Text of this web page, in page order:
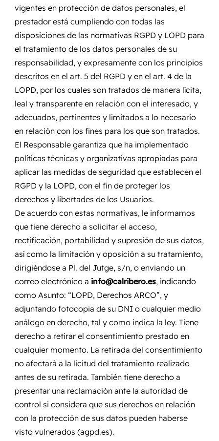
vigentes en protección de datos personales, el
prestador está cumpliendo con todas las
disposiciones de las normativas RGPD y LOPD para
el tratamiento de los datos personales de su
responsabilidad, y expresamente con los principios
descritos en el art. 5 del RGPD y en el art. 4 de la
LOPD, por los cuales son tratados de manera lícita,
leal y transparente en relación con el interesado, y
adecuados, pertinentes y limitados a lo necesario
en relación con los fines para los que son tratados.
El Responsable garantiza que ha implementado
políticas técnicas y organizativas apropiadas para
aplicar las medidas de seguridad que establecen el
RGPD y la LOPD, con el fin de proteger los
derechos y libertades de los Usuarios.
De acuerdo con estas normativas, le informamos
que tiene derecho a solicitar el acceso,
rectificación, portabilidad y supresión de sus datos,
así como la limitación y oposición a su tratamiento,
dirigiéndose a Pl. del Jutge, s/n, o enviando un
correo electrónico a info@calribero.es, indicando
como Asunto: “LOPD, Derechos ARCO”, y
adjuntando fotocopia de su DNI o cualquier medio
análogo en derecho, tal y como indica la ley. Tiene
derecho a retirar el consentimiento prestado en
cualquier momento. La retirada del consentimiento
no afectará a la licitud del tratamiento realizado
antes de su retirada. También tiene derecho a
presentar una reclamación ante la autoridad de
control si considera que sus derechos en relación
con la protección de sus datos pueden haberse
visto vulnerados (agpd.es).